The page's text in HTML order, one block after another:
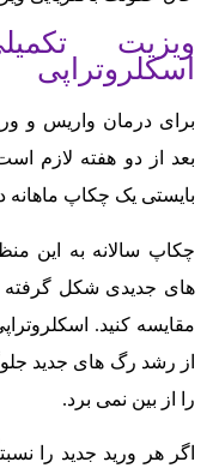
ویزیت
اسکلروتراپی
برای درمان واریس و
بعد از دو هفته لازم
بایستی یک چکاپ
چکاپ سالانه به این
های جدیدی شکل گرفته
مقایسه کنید.
از رشد رگ های جدید
را از بین نمی برد.
اگر هر ورید جدید را